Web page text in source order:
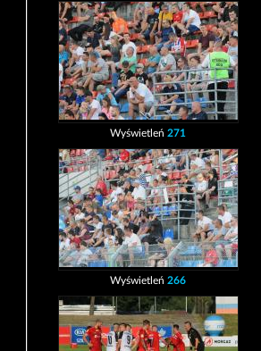
Wyświetleń271
Wyświetleń266